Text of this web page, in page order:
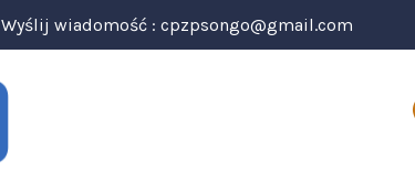
Wyślij wiadomość : cpzpsongo@gmail.com